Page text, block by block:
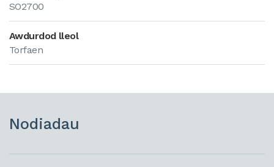
SO2700
Awdurdod lleol
Torfaen
Nodiadau